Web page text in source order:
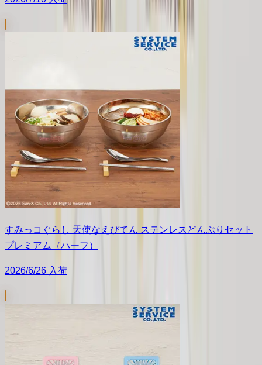
すみっコぐらし 天使なえびてん ステンレスどんぶりセット
プレミアム（ハーフ）
2026/6/26 入荷